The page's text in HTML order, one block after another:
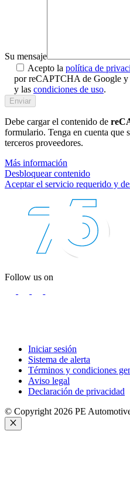
Su mensaje
Acepto la política de
por reCAPTCHA de Google y
y las condiciones de uso.
Debe cargar el contenido de
formulario. Tenga en cuenta que
terceros proveedores.
Más información
Desbloquear contenido
Aceptar el servicio requerido y
Follow us on
Iniciar sesión
Sistema de alerta
Términos y condiciones
Aviso legal
Declaración de privacidad
© Copyright 2026 PE
Cerrar